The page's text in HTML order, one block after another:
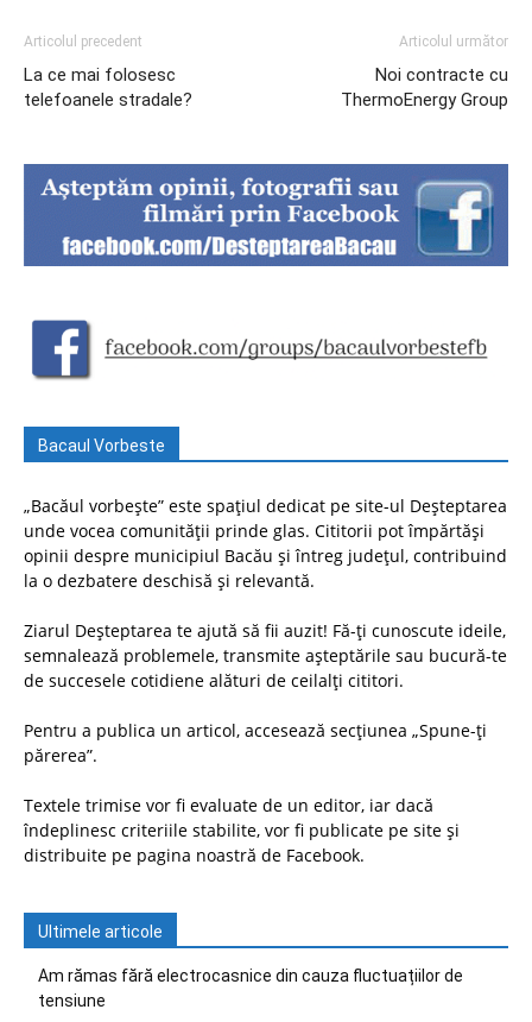
Articolul precedent
La ce mai folosesc
telefoanele stradale?
Articolul următor
Noi contracte cu
ThermoEnergy Group
Bacaul Vorbeste
„Bacăul vorbește” este spațiul dedicat pe site-ul Deșteptarea
unde vocea comunității prinde glas. Cititorii pot împărtăși
opinii despre municipiul Bacău și întreg județul, contribuind
la o dezbatere deschisă și relevantă.
Ziarul Deșteptarea te ajută să fii auzit! Fă-ți cunoscute ideile,
semnalează problemele, transmite așteptările sau bucură-te
de succesele cotidiene alături de ceilalți cititori.
Pentru a publica un articol, accesează secțiunea „Spune-ți
părerea”.
Textele trimise vor fi evaluate de un editor, iar dacă
îndeplinesc criteriile stabilite, vor fi publicate pe site și
distribuite pe pagina noastră de Facebook.
Ultimele articole
Am rămas fără electrocasnice din cauza fluctuațiilor de
tensiune